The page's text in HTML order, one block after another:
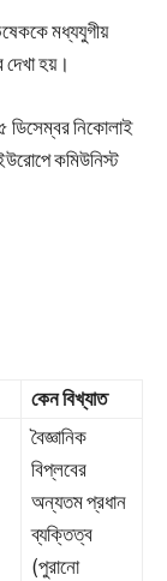
মধ্যযুগীয়
হয়।
ডিসেম্বর নিকোলাই
কমিউনিস্ট
কেন বিখ্যাত
বৈজ্ঞানিক
বিপ্লবের
অন্যতম প্রধান
ব্যক্তিত্ব
(পুরানো